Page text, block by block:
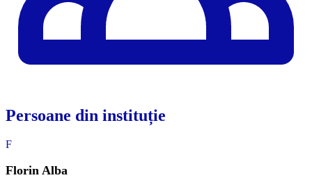
Persoane din instituție
F
Florin Alba